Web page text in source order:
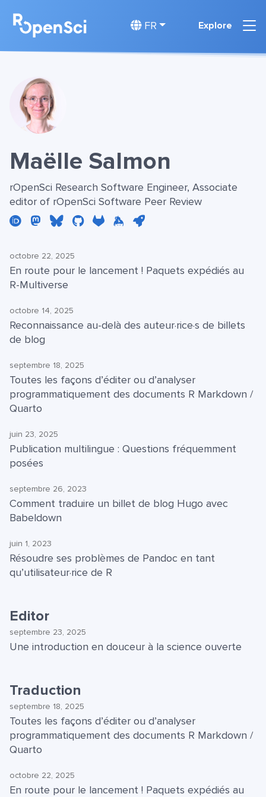
FR Explore
Maëlle Salmon
rOpenSci Research Software Engineer, Associate
editor of rOpenSci Software Peer Review
octobre 22, 2025
En route pour le lancement ! Paquets expédiés au
R-Multiverse
octobre 14, 2025
Reconnaissance au-delà des auteur·rice·s de billets
de blog
septembre 18, 2025
Toutes les façons d’éditer ou d’analyser
programmatiquement des documents R Markdown /
Quarto
juin 23, 2025
Publication multilingue : Questions fréquemment
posées
septembre 26, 2023
Comment traduire un billet de blog Hugo avec
Babeldown
juin 1, 2023
Résoudre ses problèmes de Pandoc en tant
qu’utilisateur·rice de R
Editor
septembre 23, 2025
Une introduction en douceur à la science ouverte
Traduction
septembre 18, 2025
Toutes les façons d’éditer ou d’analyser
programmatiquement des documents R Markdown /
Quarto
octobre 22, 2025
En route pour le lancement ! Paquets expédiés au